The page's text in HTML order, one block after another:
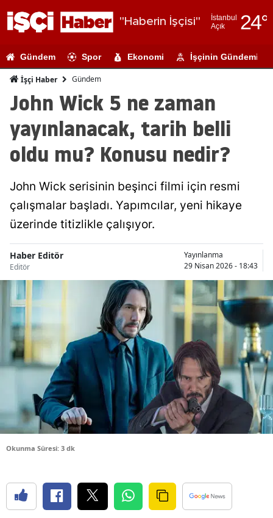
"Haberin İşçisi"
İstanbul
Açık
24°
Adıyaman
Amasya
Ankara
Antalya
Artvin
Balıkesir
Bilecik
Bingöl
Bitlis
Bolu
Burdur
Çanakkale
Çorum
Denizli
Gündem Spor Ekonomi İşçinin Gündemi
İşçi Haber Gündem
John Wick 5 ne zaman
yayınlanacak, tarih belli
oldu mu? Konusu nedir?
John Wick serisinin beşinci filmi için resmi
çalışmalar başladı. Yapımcılar, yeni hikaye
üzerinde titizlikle çalışıyor.
Haber Editör
Editör
Yayınlanma
29 Nisan 2026 - 18:43
Okunma Süresi: 3 dk